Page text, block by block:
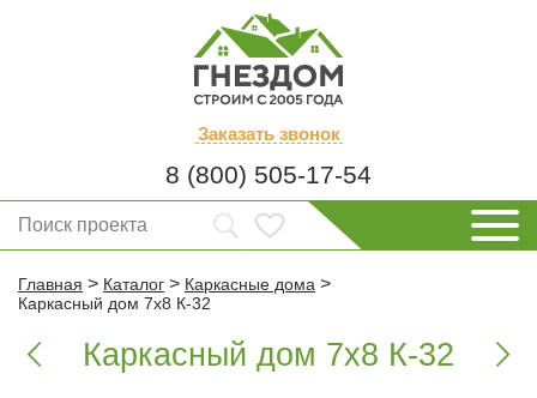
Заказать звонок
8 (800) 505-17-54
Главная > Каталог > Каркасные дома >
Каркасный дом 7х8 К-32
 Каркасный дом 7х8 К-32 